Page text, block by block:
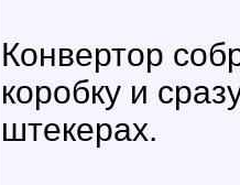
Конвертор
коробку и
штекерах.